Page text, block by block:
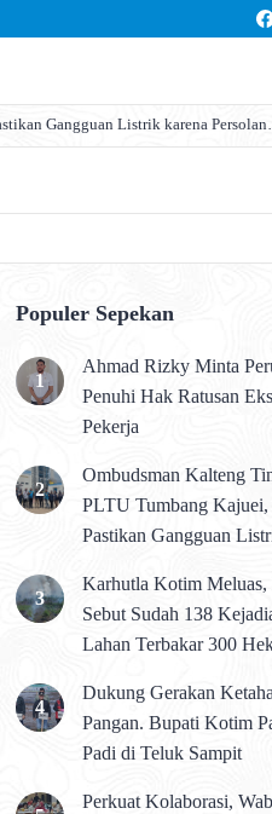
Gangguan Listrik karena Persolan
Populer Sepekan
Ahmad Rizky Minta
Penuhi Hak Ratusan Eks
Pekerja
Ombudsman Kalteng
PLTU Tumbang Kajuei,
Pastikan Gangguan
Karhutla Kotim
Sebut Sudah 138
Lahan Terbakar 300
Dukung Gerakan
Pangan. Bupati Kotim
Padi di Teluk Sampit
Perkuat Kolaborasi,